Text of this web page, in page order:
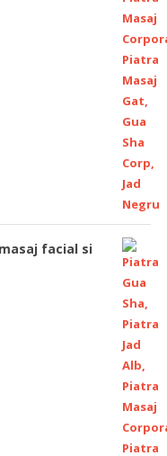
facial si